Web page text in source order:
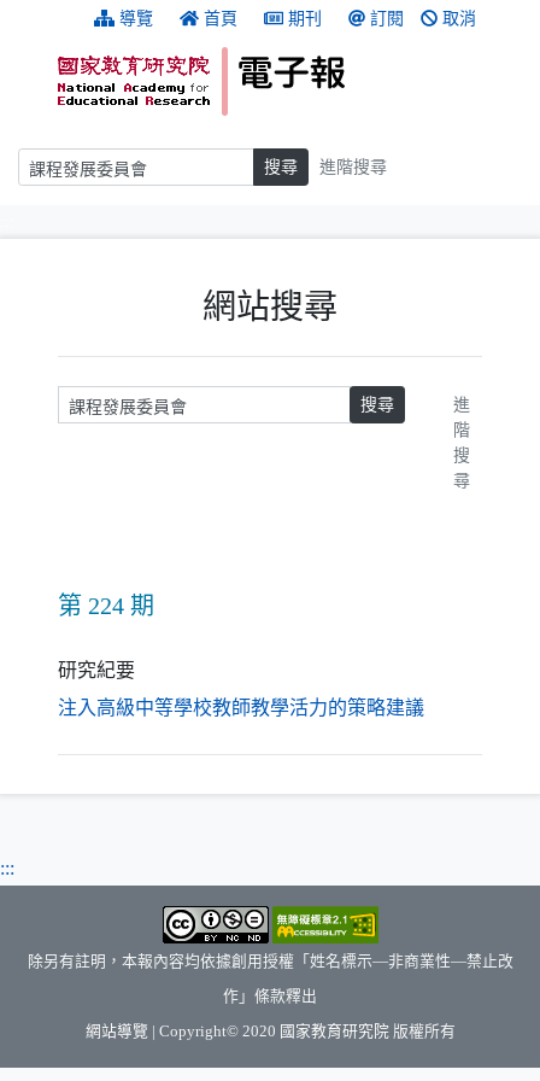
跳到主要內容 導覽 首頁 期刊 訂閱 取消
搜尋 搜尋 進階搜尋
網站搜尋
請輸入關鍵字 搜尋
進
階
搜
尋
第 224 期
研究紀要
注入高級中等學校教師教學活力的策略建議（另開新視
:::
除另有註明，本報內容均依據創用授權「姓名標示—非商業性—禁止改
作」條款釋出
網站導覽 | Copyright© 2020 國家教育研究院（另開新視窗）
版權所有